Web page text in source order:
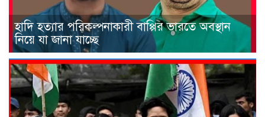
হাদি হত্যার পরিকল্পনাকারী বাপ্পির ভারতে অবস্থান
নিয়ে যা জানা যাচ্ছে